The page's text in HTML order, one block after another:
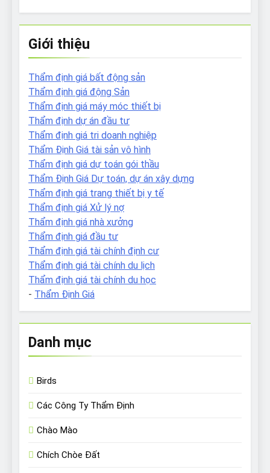
Giới thiệu
Thẩm định giá bất động sản
Thẩm định giá động Sản
Thẩm định giá máy móc thiết bị
Thẩm định dự án đầu tư
Thẩm định giá tri doanh nghiệp
Thẩm Định Giá tài sản vô hình
Thẩm định giá dự toán gói thầu
Thẩm Định Giá Dự toán, dự án xây dựng
Thẩm định giá trang thiết bị y tế
Thẩm định giá Xử lý nợ
Thẩm định giá nhà xưởng
Thẩm định giá đầu tư
Thẩm định giá tài chính định cư
Thẩm định giá tài chính du lịch
Thẩm định giá tài chính du học
- Thẩm Định Giá
Danh mục
Birds
Các Công Ty Thẩm Định
Chào Mào
Chích Chòe Đất